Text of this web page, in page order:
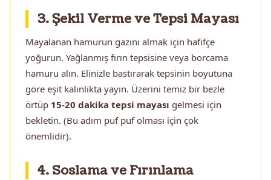
3. Şekil Verme ve Tepsi Mayası
Mayalanan hamurun gazını almak için hafifçe
yoğurun. Yağlanmış fırın tepsisine veya borcama
hamuru alın. Elinizle bastırarak tepsinin boyutuna
göre eşit kalınlıkta yayın. Üzerini temiz bir bezle
örtüp 15-20 dakika tepsi mayası gelmesi için
bekletin. (Bu adım puf puf olması için çok
önemlidir).
4. Soslama ve Fırınlama